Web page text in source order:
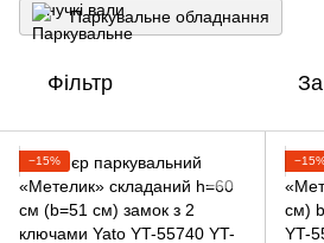
Паркувальне обладнання
Фільтр
−15%